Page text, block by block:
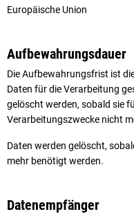
Europäische Union
Aufbewahrungsdauer
Die Aufbewahrungsfrist ist
Daten für die Verarbeitung
gelöscht werden, sobald sie
Verarbeitungszwecke nicht
Daten werden gelöscht,
mehr benötigt werden.
Datenempfänger